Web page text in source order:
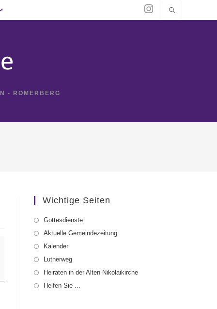
- RÖMERBERG
Wichtige Seiten
Gottesdienste
Aktuelle Gemeindezeitung
Kalender
Lutherweg
Heiraten in der Alten Nikolaikirche
Helfen Sie ...